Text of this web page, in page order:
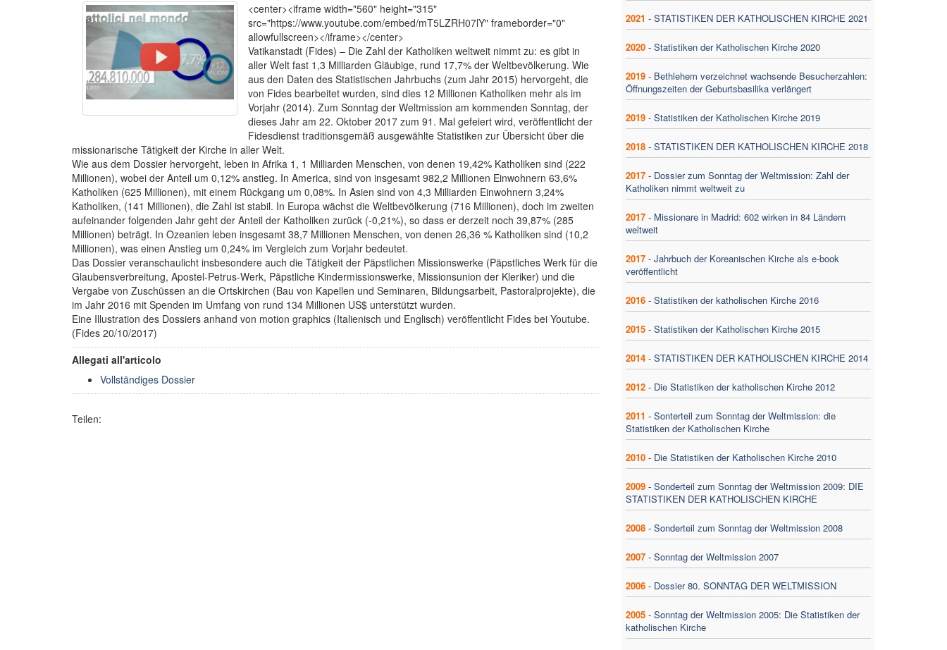
<center><iframe width="560" height="315"
src="https://www.youtube.com/embed/mT5LZRH07lY" frameborder="0"
allowfullscreen></iframe></center>
Vatikanstadt (Fides) – Die Zahl der Katholiken weltweit nimmt zu: es gibt in
aller Welt fast 1,3 Milliarden Gläubige, rund 17,7% der Weltbevölkerung. Wie
aus den Daten des Statistischen Jahrbuchs (zum Jahr 2015) hervorgeht, die
von Fides bearbeitet wurden, sind dies 12 Millionen Katholiken mehr als im
Vorjahr (2014). Zum Sonntag der Weltmission am kommenden Sonntag, der
dieses Jahr am 22. Oktober 2017 zum 91. Mal gefeiert wird, veröffentlicht der
Fidesdienst traditionsgemäß ausgewählte Statistiken zur Übersicht über die
missionarische Tätigkeit der Kirche in aller Welt.
Wie aus dem Dossier hervorgeht, leben in Afrika 1, 1 Milliarden Menschen, von denen 19,42% Katholiken sind (222
Millionen), wobei der Anteil um 0,12% anstieg. In America, sind von insgesamt 982,2 Millionen Einwohnern 63,6%
Katholiken (625 Millionen), mit einem Rückgang um 0,08%. In Asien sind von 4,3 Milliarden Einwohnern 3,24%
Katholiken, (141 Millionen), die Zahl ist stabil. In Europa wächst die Weltbevölkerung (716 Millionen), doch im zweiten
aufeinander folgenden Jahr geht der Anteil der Katholiken zurück (-0,21%), so dass er derzeit noch 39,87% (285
Millionen) beträgt. In Ozeanien leben insgesamt 38,7 Millionen Menschen, von denen 26,36 % Katholiken sind (10,2
Millionen), was einen Anstieg um 0,24% im Vergleich zum Vorjahr bedeutet.
Das Dossier veranschaulicht insbesondere auch die Tätigkeit der Päpstlichen Missionswerke (Päpstliches Werk für die
Glaubensverbreitung, Apostel-Petrus-Werk, Päpstliche Kindermissionswerke, Missionsunion der Kleriker) und die
Vergabe von Zuschüssen an die Ortskirchen (Bau von Kapellen und Seminaren, Bildungsarbeit, Pastoralprojekte), die
im Jahr 2016 mit Spenden im Umfang von rund 134 Millionen US$ unterstützt wurden.
Eine Illustration des Dossiers anhand von motion graphics (Italienisch und Englisch) veröffentlicht Fides bei Youtube.
(Fides 20/10/2017)
Allegati all'articolo
Vollständiges Dossier
Teilen:
2021 - STATISTIKEN DER KATHOLISCHEN KIRCHE 2021
2020 - Statistiken der Katholischen Kirche 2020
2019 - Bethlehem verzeichnet wachsende Besucherzahlen:
Öffnungszeiten der Geburtsbasilika verlängert
2019 - Statistiken der Katholischen Kirche 2019
2018 - STATISTIKEN DER KATHOLISCHEN KIRCHE 2018
2017 - Dossier zum Sonntag der Weltmission: Zahl der
Katholiken nimmt weltweit zu
2017 - Missionare in Madrid: 602 wirken in 84 Ländern
weltweit
2017 - Jahrbuch der Koreanischen Kirche als e-book
veröffentlicht
2016 - Statistiken der katholischen Kirche 2016
2015 - Statistiken der Katholischen Kirche 2015
2014 - STATISTIKEN DER KATHOLISCHEN KIRCHE 2014
2012 - Die Statistiken der katholischen Kirche 2012
2011 - Sonterteil zum Sonntag der Weltmission: die
Statistiken der Katholischen Kirche
2010 - Die Statistiken der Katholischen Kirche 2010
2009 - Sonderteil zum Sonntag der Weltmission 2009: DIE
STATISTIKEN DER KATHOLISCHEN KIRCHE
2008 - Sonderteil zum Sonntag der Weltmission 2008
2007 - Sonntag der Weltmission 2007
2006 - Dossier 80. SONNTAG DER WELTMISSION
2005 - Sonntag der Weltmission 2005: Die Statistiken der
katholischen Kirche